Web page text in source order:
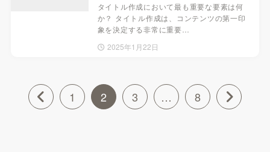
タイトル作成において最も重要な要素は何
か？ タイトル作成は、コンテンツの第一印
象を決定する非常に重要…
2025年1月22日
1 2 3 … 8